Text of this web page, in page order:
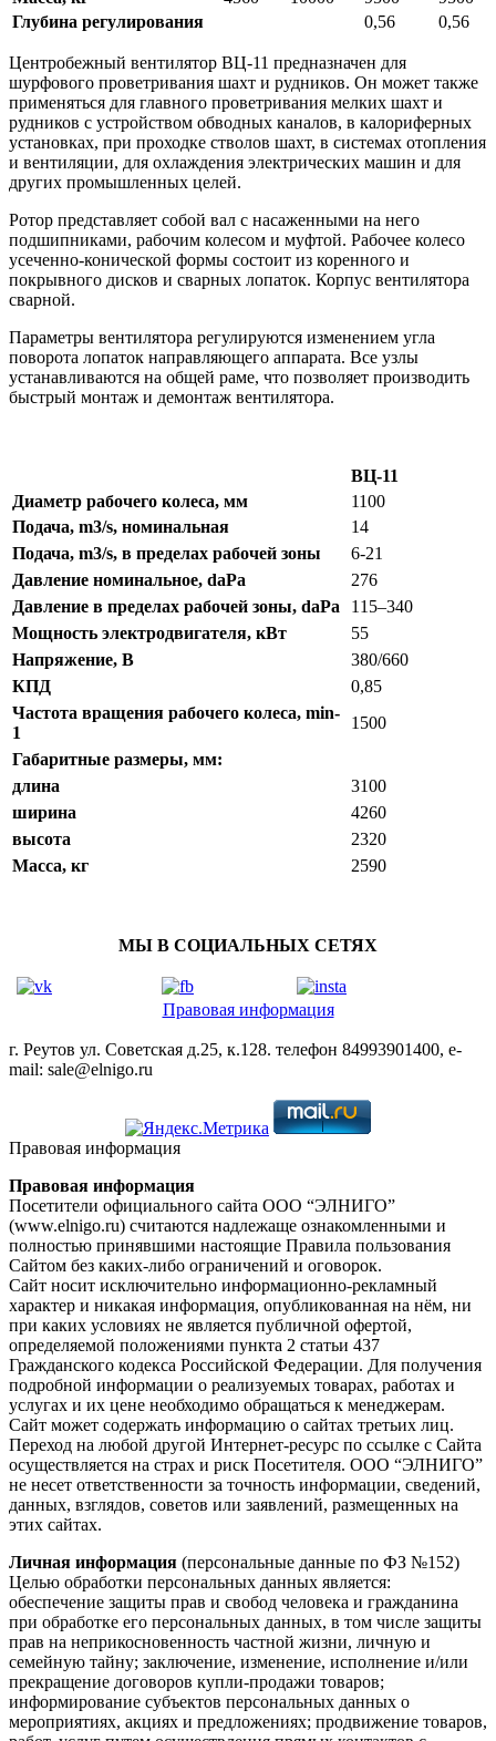
Глубина регулирования
0,56 0,56
Центробежный вентилятор ВЦ-11 предназначен для
шурфового проветривания шахт и рудников. Он может также
применяться для главного проветривания мелких шахт и
рудников с устройством обводных каналов, в калориферных
установках, при проходке стволов шахт, в системах отопления
и вентиляции, для охлаждения электрических машин и для
других промышленных целей.
Ротор представляет собой вал с насаженными на него
подшипниками, рабочим колесом и муфтой. Рабочее колесо
усеченно-конической формы состоит из коренного и
покрывного дисков и сварных лопаток. Корпус вентилятора
сварной.
Параметры вентилятора регулируются изменением угла
поворота лопаток направляющего аппарата. Все узлы
устанавливаются на общей раме, что позволяет производить
быстрый монтаж и демонтаж вентилятора.
ВЦ-11
Диаметр рабочего колеса, мм
1100
Подача, m3/s, номинальная
14
Подача, m3/s, в пределах рабочей зоны
6-21
Давление номинальное, daPa
276
Давление в пределах рабочей зоны, daPa
115–340
Мощность электродвигателя, кВт
55
Напряжение, В
380/660
КПД
0,85
Частота вращения рабочего колеса, min-
1
1500
Габаритные размеры, мм:
длина
3100
ширина
4260
высота
2320
Масса, кг
2590
МЫ В СОЦИАЛЬНЫХ СЕТЯХ
Правовая информация
г. Реутов ул. Советская д.25, к.128. телефон 84993901400, e-
mail: sale@elnigo.ru
Правовая информация
Правовая информация
Посетители официального сайта ООО “ЭЛНИГО”
(www.elnigo.ru) считаются надлежаще ознакомленными и
полностью принявшими настоящие Правила пользования
Сайтом без каких-либо ограничений и оговорок.
Сайт носит исключительно информационно-рекламный
характер и никакая информация, опубликованная на нём, ни
при каких условиях не является публичной офертой,
определяемой положениями пункта 2 статьи 437
Гражданского кодекса Российской Федерации. Для получения
подробной информации о реализуемых товарах, работах и
услугах и их цене необходимо обращаться к менеджерам.
Сайт может содержать информацию о сайтах третьих лиц.
Переход на любой другой Интернет-ресурс по ссылке с Сайта
осуществляется на страх и риск Посетителя. ООО “ЭЛНИГО”
не несет ответственности за точность информации, сведений,
данных, взглядов, советов или заявлений, размещенных на
этих сайтах.
Личная информация (персональные данные по ФЗ №152)
Целью обработки персональных данных является:
обеспечение защиты прав и свобод человека и гражданина
при обработке его персональных данных, в том числе защиты
прав на неприкосновенность частной жизни, личную и
семейную тайну; заключение, изменение, исполнение и/или
прекращение договоров купли-продажи товаров;
информирование субъектов персональных данных о
мероприятиях, акциях и предложениях; продвижение товаров,